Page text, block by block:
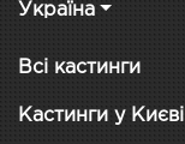
Україна
Всі кастинги
Кастинги у Києві